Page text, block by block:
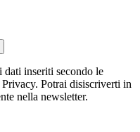
dati inseriti secondo le
Potrai disiscriverti in
nella newsletter.